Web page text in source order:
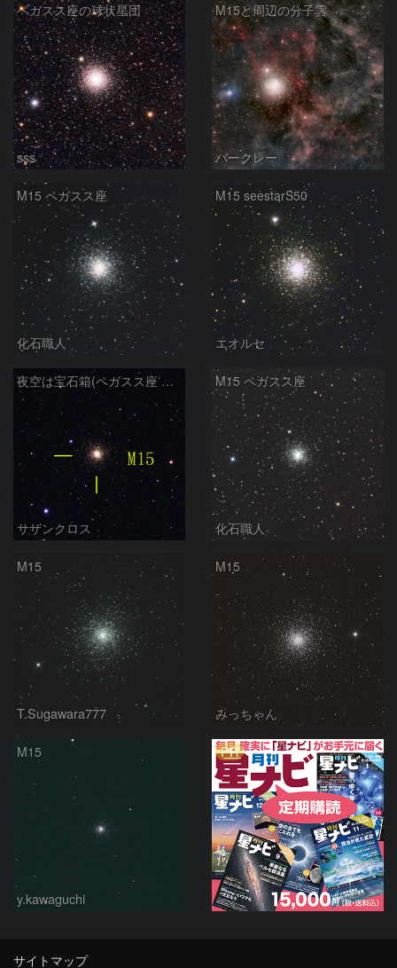
ペガスス座の球状星団
sss
M15と周辺の分子雲
バークレー
M15 ペガスス座
化石職人
M15 seestarS50
エオルセ
夜空は宝石箱(ペガスス座 M15) Seestar50
サザンクロス
M15 ペガスス座
化石職人
M15
T.Sugawara777
M15
みっちゃん
M15
y.kawaguchi
PR
サイトマップ